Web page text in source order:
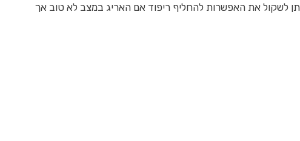
לשקול את האפשרות להחליף ריפוד אם האריג במצב לא טוב אך